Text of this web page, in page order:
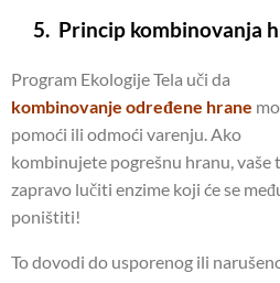
5. Princip kombinovanja
Program Ekologije Tela uči da
kombinovanje određene hrane
pomoći ili odmoći varenju. Ako
kombinujete pogrešnu hranu, vaše
zapravo lučiti enzime koji će se
poništiti!
To dovodi do usporenog ili